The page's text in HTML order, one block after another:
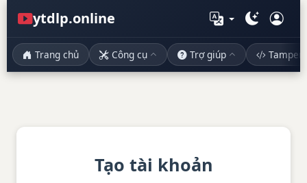
ytdlp.online
Trang chủ Công cụ Trợ giúp
Tạo tài khoản